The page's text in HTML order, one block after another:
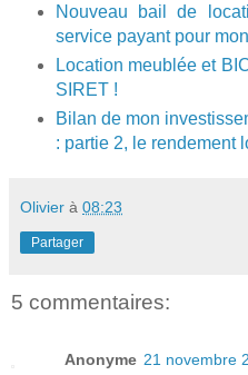
Nouveau bail de
service payant pour
Location meublée et
SIRET !
Bilan de mon
: partie 2, le rendement
Olivier à 08:23
Partager
5 commentaires:
Anonyme 21 novembre